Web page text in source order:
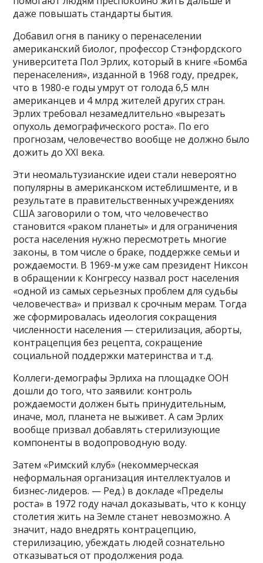
даже повышать стандарты бытия.
Добавил огня в панику о перенаселении
американский биолог, профессор Стэнфордского
университета Пол Эрлих, который в книге «Бомба
перенаселения», изданной в 1968 году, предрек,
что в 1980-е годы умрут от голода 6,5 млн
американцев и 4 млрд жителей других стран.
Эрлих требовал незамедлительно «вырезать
опухоль демографического роста». По его
прогнозам, человечество вообще не должно было
дожить до XXI века.
Эти неомальтузианские идеи стали невероятно
популярны в американском истеблишменте, и в
результате в правительственных учреждениях
США заговорили о том, что человечество
становится «раком планеты» и для ограничения
роста населения нужно пересмотреть многие
законы, в том числе о браке, поддержке семьи и
рождаемости. В 1969-м уже сам президент Никсон
в обращении к Конгрессу назвал рост населения
«одной из самых серьезных проблем для судьбы
человечества» и призвал к срочным мерам. Тогда
же сформировалась идеология сокращения
численности населения — стерилизация, аборты,
контрацепция без рецепта, сокращение
социальной поддержки материнства и т.д.
Коллеги-демографы Эрлиха на площадке ООН
дошли до того, что заявили: контроль
рождаемости должен быть принудительным,
иначе, мол, планета не выживет. А сам Эрлих
вообще призвал добавлять стерилизующие
компоненты в водопроводную воду.
Затем «Римский клуб» (некоммерческая
неформальная организация интеллектуалов и
бизнес-лидеров. — Ред.) в докладе «Пределы
роста» в 1972 году начал доказывать, что к концу
столетия жить на Земле станет невозможно. А
значит, надо внедрять контрацепцию,
стерилизацию, убеждать людей сознательно
отказываться от продолжения рода.